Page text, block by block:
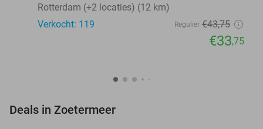
Rotterdam (+2 locaties) (12 km)
Verkocht: 119
Regulier €43,75
€33,75
Deals in Zoetermeer